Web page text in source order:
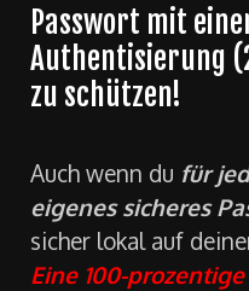
Punkt 3:
Passwort mit
Authentisierung
Auch wenn dufür
eigenes sicheres
sicher lokal auf